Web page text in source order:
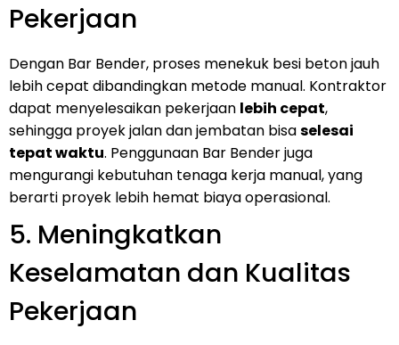
Pekerjaan
Dengan Bar Bender, proses menekuk besi beton jauh
lebih cepat dibandingkan metode manual. Kontraktor
dapat menyelesaikan pekerjaan lebih cepat,
sehingga proyek jalan dan jembatan bisaselesai
tepat waktu. Penggunaan Bar Bender juga
mengurangi kebutuhan tenaga kerja manual, yang
berarti proyek lebih hemat biaya operasional.
5. Meningkatkan
Keselamatan dan Kualitas
Pekerjaan